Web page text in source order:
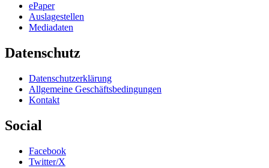
ePaper
Auslagestellen
Mediadaten
Datenschutz
Datenschutzerklärung
Allgemeine Geschäftsbedingungen
Kontakt
Social
Facebook
Twitter/X